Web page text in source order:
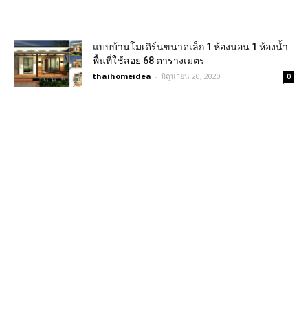
แบบบ้านโมเดิร์นขนาดเล็ก 1 ห้องนอน 1 ห้องน้ำ
พื้นที่ใช้สอย 68 ตารางเมตร
thaihomeidea - มิถุนายน 20, 2020 0